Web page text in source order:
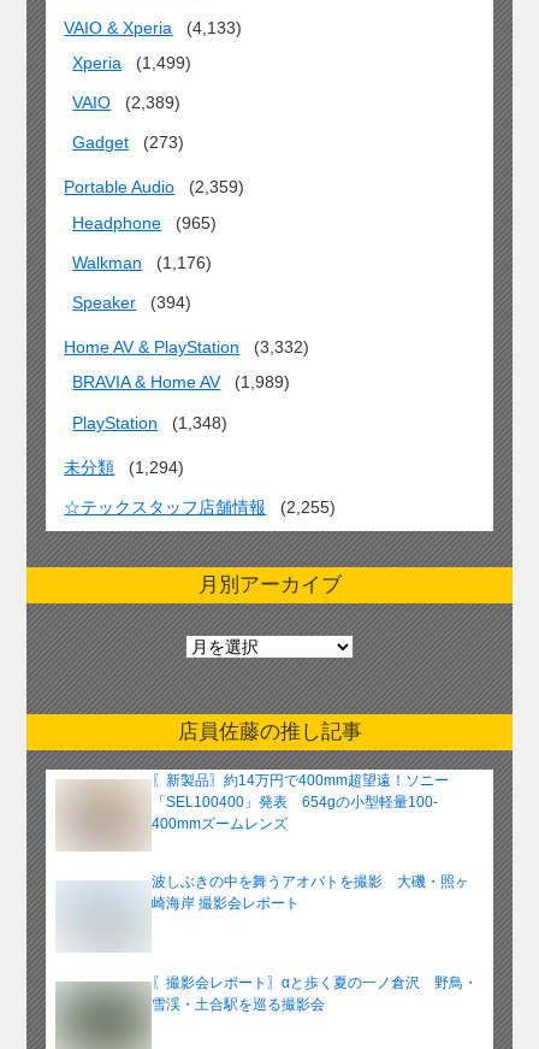
VAIO & Xperia
(4,133)
Xperia
(1,499)
VAIO (2,389)
Gadget (273)
Portable Audio
(2,359)
Headphone
(965)
Walkman (1,176)
Speaker (394)
Home AV & PlayStation
(3,332)
BRAVIA & Home AV
(1,989)
PlayStation (1,348)
未分類 (1,294)
☆テックスタッフ店舗情報 (2,255)
月別アーカイブ
月
別
ア
ー
カ
イ
ブ
店員佐藤の推し記事
〖新製品〗約14万円で400mm超望遠！ソニー
「SEL100400」発表 654gの小型軽量100-
400mmズームレンズ
波しぶきの中を舞うアオバトを撮影 大磯・照ヶ
崎海岸 撮影会レポート
〖撮影会レポート〗αと歩く夏の一ノ倉沢 野鳥・
雪渓・土合駅を巡る撮影会